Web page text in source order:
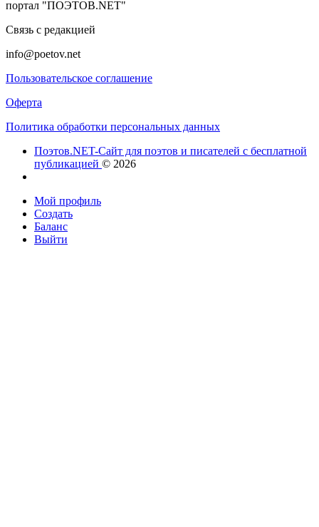
портал "ПОЭТОВ.NET"
Связь с редакцией
info@poetov.net
Пользовательское соглашение
Оферта
Политика обработки персональных данных
Поэтов.NET-Сайт для поэтов и писателей с бесплатной
публикацией © 2026
Мой профиль
Создать
Баланс
Выйти